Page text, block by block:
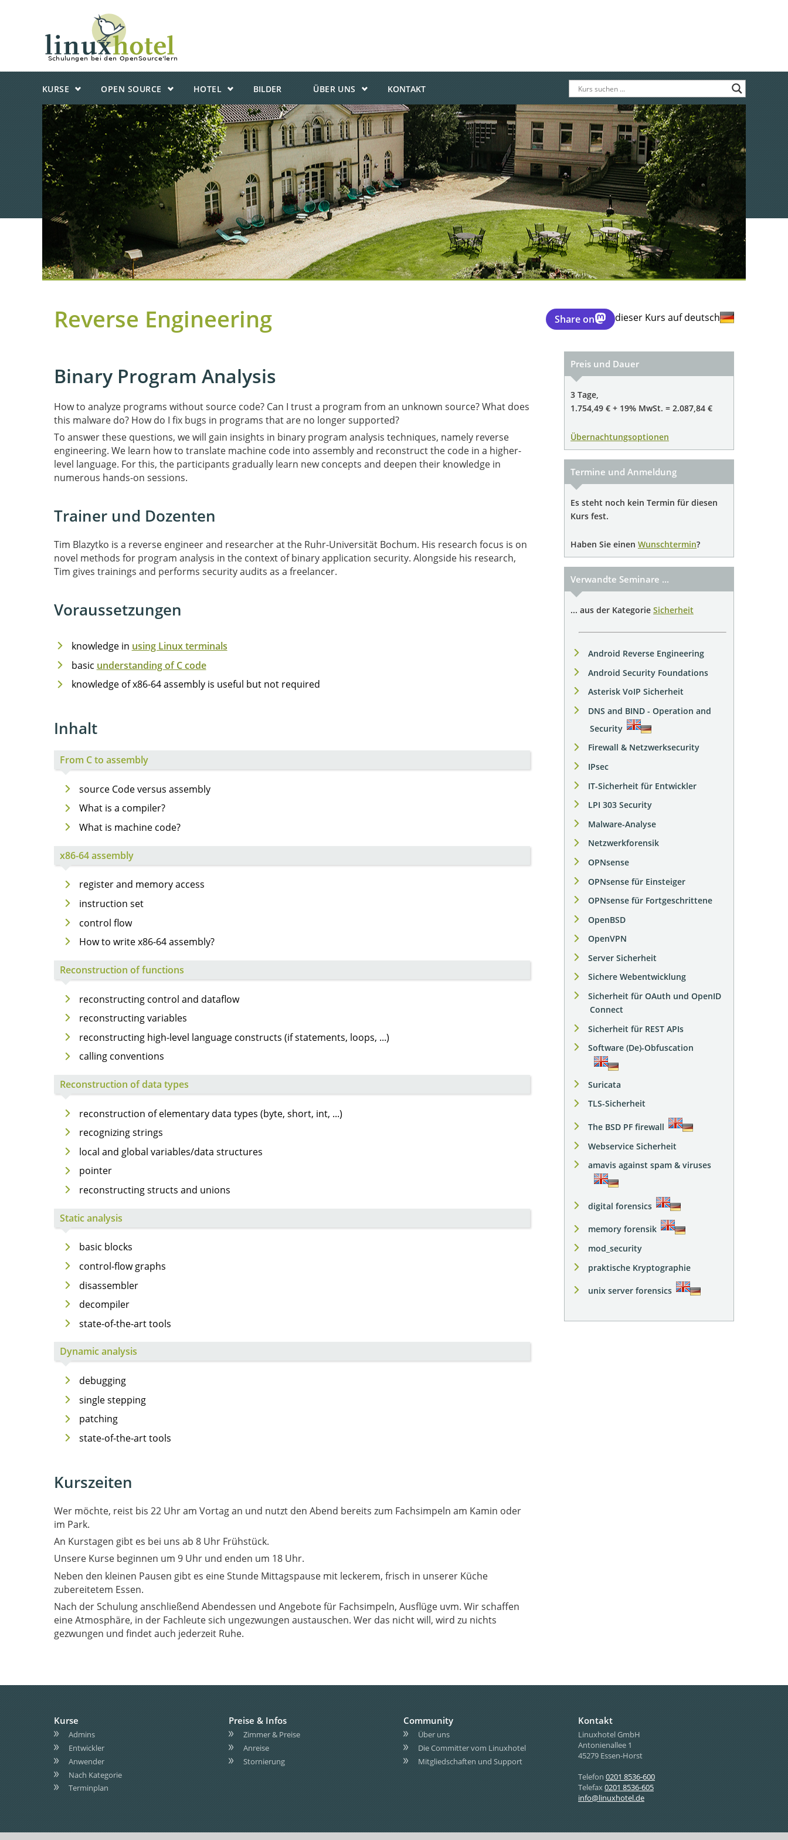
KURSE OPEN SOURCE HOTEL BILDER ÜBER UNS KONTAKT
Reverse Engineering Share on dieser Kurs auf deutsch
Binary Program Analysis
How to analyze programs without source code? Can I trust a program from an unknown source? What does
this malware do? How do I fix bugs in programs that are no longer supported?
To answer these questions, we will gain insights in binary program analysis techniques, namely reverse
engineering. We learn how to translate machine code into assembly and reconstruct the code in a higher-
level language. For this, the participants gradually learn new concepts and deepen their knowledge in
numerous hands-on sessions.
Trainer und Dozenten
Tim Blazytko is a reverse engineer and researcher at the Ruhr-Universität Bochum. His research focus is on
novel methods for program analysis in the context of binary application security. Alongside his research,
Tim gives trainings and performs security audits as a freelancer.
Voraussetzungen
knowledge in using Linux terminals
basic understanding of C code
knowledge of x86-64 assembly is useful but not required
Inhalt
From C to assembly
source Code versus assembly
What is a compiler?
What is machine code?
x86-64 assembly
register and memory access
instruction set
control flow
How to write x86-64 assembly?
Reconstruction of functions
reconstructing control and dataflow
reconstructing variables
reconstructing high-level language constructs (if statements, loops, ...)
calling conventions
Reconstruction of data types
reconstruction of elementary data types (byte, short, int, ...)
recognizing strings
local and global variables/data structures
pointer
reconstructing structs and unions
Static analysis
basic blocks
control-flow graphs
disassembler
decompiler
state-of-the-art tools
Dynamic analysis
debugging
single stepping
patching
state-of-the-art tools
Kurszeiten
Wer möchte, reist bis 22 Uhr am Vortag an und nutzt den Abend bereits zum Fachsimpeln am Kamin oder
im Park.
An Kurstagen gibt es bei uns ab 8 Uhr Frühstück.
Unsere Kurse beginnen um 9 Uhr und enden um 18 Uhr.
Neben den kleinen Pausen gibt es eine Stunde Mittagspause mit leckerem, frisch in unserer Küche
zubereitetem Essen.
Nach der Schulung anschließend Abendessen und Angebote für Fachsimpeln, Ausflüge uvm. Wir schaffen
eine Atmosphäre, in der Fachleute sich ungezwungen austauschen. Wer das nicht will, wird zu nichts
gezwungen und findet auch jederzeit Ruhe.
Preis und Dauer
3 Tage,
1.754,49 € + 19% MwSt. = 2.087,84 €
Übernachtungsoptionen
Termine und Anmeldung
Es steht noch kein Termin für diesen
Kurs fest.
Haben Sie einen Wunschtermin?
Verwandte Seminare ...
... aus der Kategorie Sicherheit
Android Reverse Engineering
Android Security Foundations
Asterisk VoIP Sicherheit
DNS and BIND - Operation and
Security
Firewall & Netzwerksecurity
IPsec
IT-Sicherheit für Entwickler
LPI 303 Security
Malware-Analyse
Netzwerkforensik
OPNsense
OPNsense für Einsteiger
OPNsense für Fortgeschrittene
OpenBSD
OpenVPN
Server Sicherheit
Sichere Webentwicklung
Sicherheit für OAuth und OpenID
Connect
Sicherheit für REST APIs
Software (De)-Obfuscation
Suricata
TLS-Sicherheit
The BSD PF firewall
Webservice Sicherheit
amavis against spam & viruses
digital forensics
memory forensik
mod_security
praktische Kryptographie
unix server forensics
Kurse
Admins
Entwickler
Anwender
Nach Kategorie
Terminplan
Preise & Infos
Zimmer & Preise
Anreise
Stornierung
Community
Über uns
Die Committer vom Linuxhotel
Mitgliedschaften und Support
Kontakt
Linuxhotel GmbH
Antonienallee 1
45279 Essen-Horst
Telefon 0201 8536-600
Telefax0201 8536-605
info@linuxhotel.de